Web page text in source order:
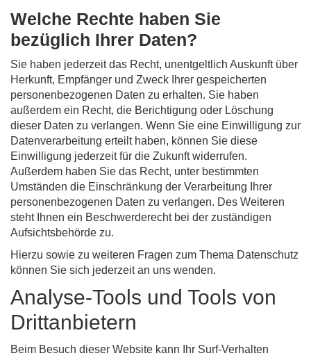
Welche Rechte haben Sie
bezüglich Ihrer Daten?
Sie haben jederzeit das Recht, unentgeltlich Auskunft über
Herkunft, Empfänger und Zweck Ihrer gespeicherten
personenbezogenen Daten zu erhalten. Sie haben
außerdem ein Recht, die Berichtigung oder Löschung
dieser Daten zu verlangen. Wenn Sie eine Einwilligung zur
Datenverarbeitung erteilt haben, können Sie diese
Einwilligung jederzeit für die Zukunft widerrufen.
Außerdem haben Sie das Recht, unter bestimmten
Umständen die Einschränkung der Verarbeitung Ihrer
personenbezogenen Daten zu verlangen. Des Weiteren
steht Ihnen ein Beschwerderecht bei der zuständigen
Aufsichtsbehörde zu.
Hierzu sowie zu weiteren Fragen zum Thema Datenschutz
können Sie sich jederzeit an uns wenden.
Analyse-Tools und Tools von
Dritt­anbietern
Beim Besuch dieser Website kann Ihr Surf-Verhalten